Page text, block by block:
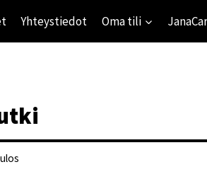
Yhteystiedot Oma tili